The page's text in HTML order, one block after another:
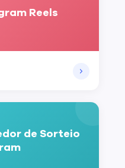
Reels
de Sorteio